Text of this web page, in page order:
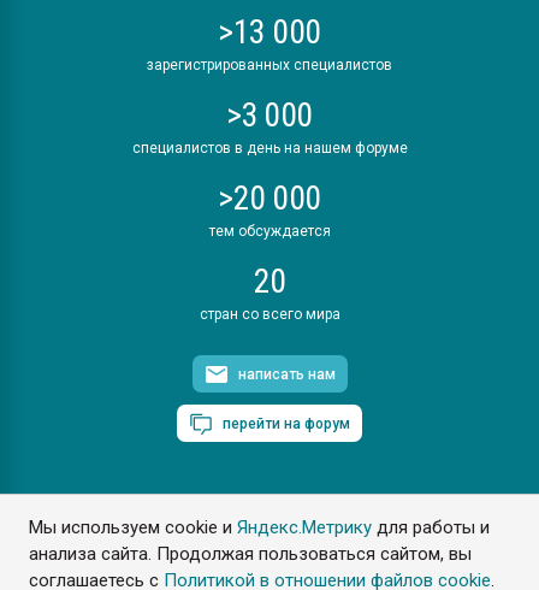
Мы используем cookie иЯндекс.Метрику для работы и
анализа сайта. Продолжая пользоваться сайтом, вы
соглашаетесь с Политикой в отношении файлов cookie.
>13 000
зарегистрированных специалистов
>3 000
специалистов в день на нашем форуме
>20 000
тем обсуждается
20
стран со всего мира
написать нам
перейти на форум
ПластЭксперт © 2006. Все права защищены
Разрешается копирование материалов сайта с обязательной
ссылкой на www.e-plastic.ru